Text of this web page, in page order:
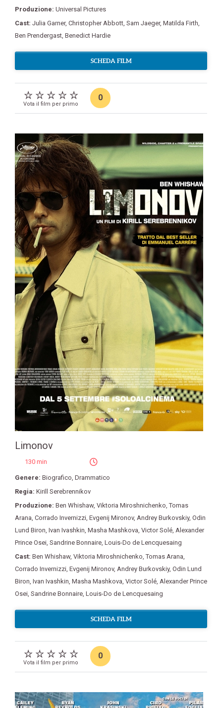
Produzione: Universal Pictures
Cast: Julia Garner, Christopher Abbott, Sam Jaeger, Matilda Firth,
Ben Prendergast, Benedict Hardie
SCHEDA FILM
Vota il film per primo
0
Limonov
130 min
Genere: Biografico, Drammatico
Regia: Kirill Serebrennikov
Produzione: Ben Whishaw, Viktoria Miroshnichenko,Tomas
Arana, Corrado Invernizzi, Evgenij Mironov, Andrey Burkovskiy, Odin
Lund Biron, Ivan Ivashkin, Masha Mashkova, Victor Solé, Alexander
Prince Osei, Sandrine Bonnaire, Louis-Do de Lencquesaing
Cast: Ben Whishaw, Viktoria Miroshnichenko,Tomas Arana,
Corrado Invernizzi, Evgenij Mironov, Andrey Burkovskiy, Odin Lund
Biron, Ivan Ivashkin, Masha Mashkova, Victor Solé, Alexander Prince
Osei, Sandrine Bonnaire, Louis-Do de Lencquesaing
SCHEDA FILM
Vota il film per primo
0